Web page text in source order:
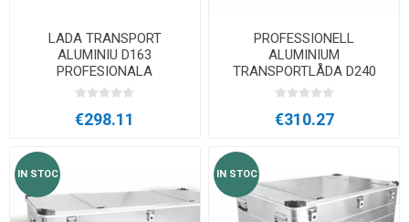
LADA TRANSPORT
ALUMINIU D163
PROFESIONALA
€298.11
PROFESSIONELL
ALUMINIUM
TRANSPORTLÅDA D240
€310.27
IN STOC IN STOC